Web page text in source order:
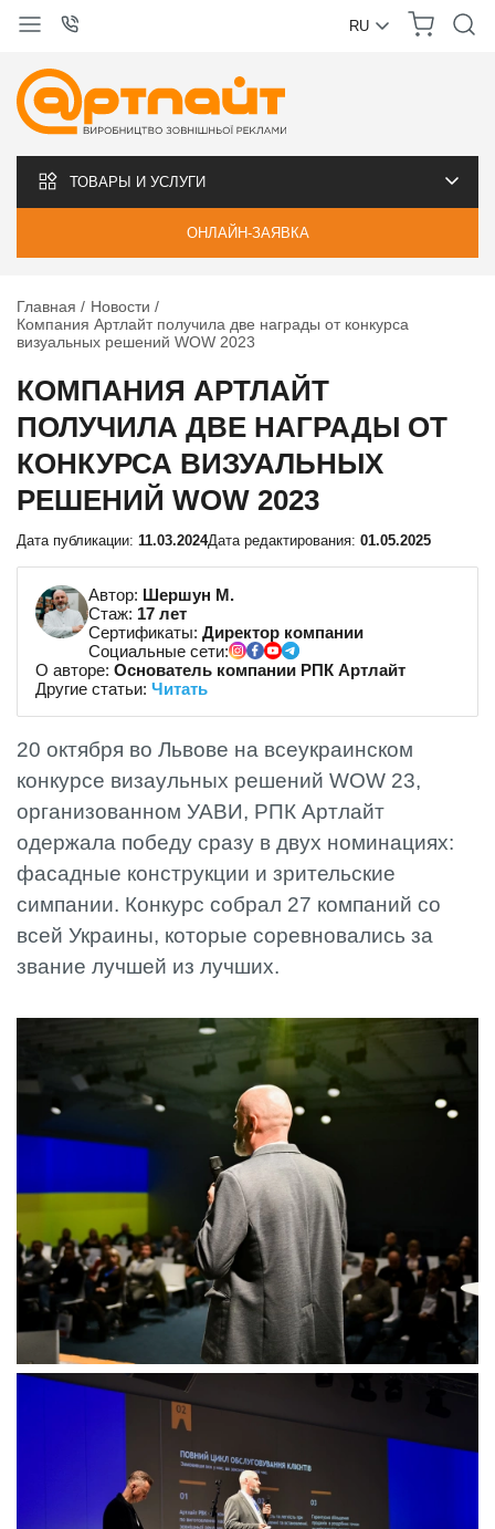
RU
ТОВАРЫ И УСЛУГИ
ОНЛАЙН-ЗАЯВКА
Главная
Новости
Компания Артлайт получила две награды от конкурса
визуальных решений WOW 2023
КОМПАНИЯ АРТЛАЙТ
ПОЛУЧИЛА ДВЕ НАГРАДЫ ОТ
КОНКУРСА ВИЗУАЛЬНЫХ
РЕШЕНИЙ WOW 2023
Дата публикации: 11.03.2024Дата редактирования: 01.05.2025
Автор: Шершун М.
Стаж: 17 лет
Сертификаты: Директор компании
Социальные сети:
О авторе: Основатель компании РПК Артлайт
Другие статьи: Читать
20 октября во Львове на всеукраинском
конкурсе визаульных решений WOW 23,
организованном УАВИ, РПК Артлайт
одержала победу сразу в двух номинациях:
фасадные конструкции и зрительские
симпании. Конкурс собрал 27 компаний со
всей Украины, которые соревновались за
звание лучшей из лучших.